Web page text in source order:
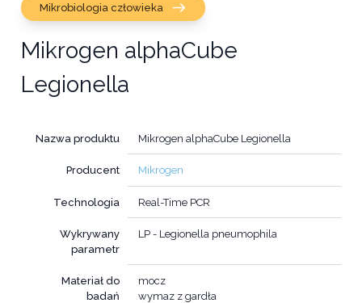
Mikrobiologia człowieka
Mikrogen alphaCube
Legionella
Nazwa produktu Mikrogen alphaCube Legionella
Producent Mikrogen
Technologia Real-Time PCR
Wykrywany
parametr
LP - Legionella pneumophila
Materiał do
badań
mocz
wymaz z gardła